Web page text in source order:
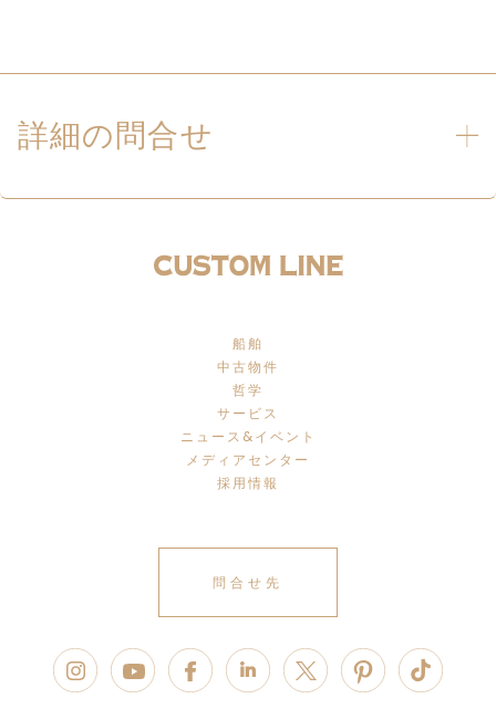
詳細の問合せ
船舶
中古物件
哲学
サービス
ニュース&イベント
メディアセンター
採用情報
問合せ先